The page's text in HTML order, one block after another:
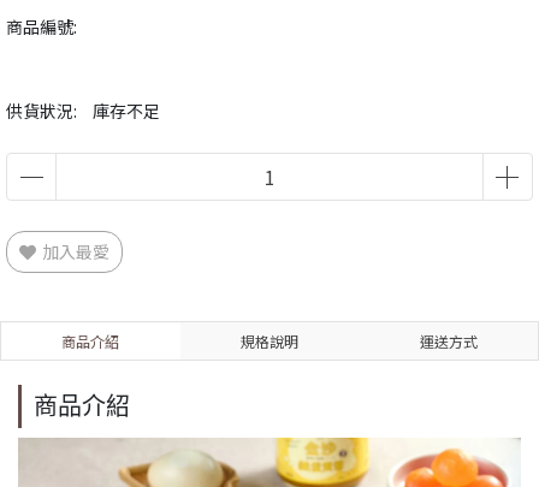
商品編號:
供貨狀況: 庫存不足
加入最愛
商品介紹 規格說明 運送方式
商品介紹